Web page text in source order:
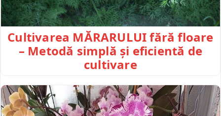
Cultivarea MĂRARULUI fără floare
– Metodă simplă și eficientă de
cultivare